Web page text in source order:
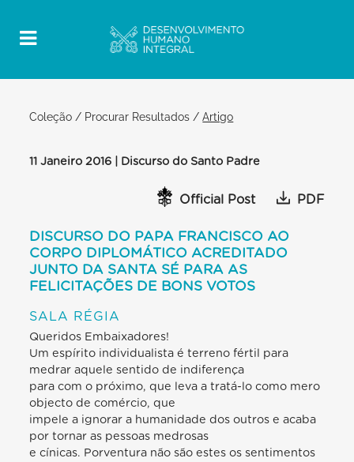
Coleção / Procurar Resultados /Artigo
11 Janeiro 2016 | Discurso do Santo Padre
Official Post PDF
DISCURSO DO PAPA FRANCISCO AO
CORPO DIPLOMÁTICO ACREDITADO
JUNTO DA SANTA SÉ PARA AS
FELICITAÇÕES DE BONS VOTOS
SALA RÉGIA
Queridos Embaixadores!
Um espírito individualista é terreno fértil para
medrar aquele sentido de indiferença
para com o próximo, que leva a tratá-lo como mero
objecto de comércio, que
impele a ignorar a humanidade dos outros e acaba
por tornar as pessoas medrosas
e cínicas. Porventura não são estes os sentimentos